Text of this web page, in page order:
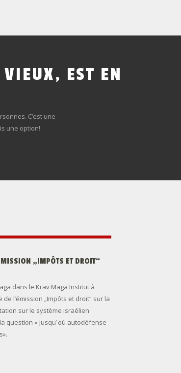
VIEUX, EST EN
C’est une
une option!
„IMPÔTS ET DROIT“
dans le Krav Maga Institut à
l’émission „Impôts et droit“ sur la
sur le système israélien
question « jusqu´où autodéfense